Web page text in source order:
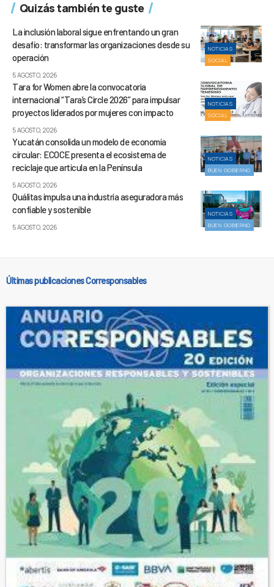
Quizás también te guste
NOTICIAS
SOCIAL
La inclusión laboral sigue enfrentando un gran
desafío: transformar las organizaciones desde su
operación
5 AGOSTO, 2026
NOTICIAS
SOCIAL
Tara for Women abre la convocatoria
internacional “Tara’s Circle 2026” para impulsar
proyectos liderados por mujeres con impacto
5 AGOSTO, 2026
NOTICIAS
BUEN GOBIERNO
Yucatán consolida un modelo de economía
circular: ECOCE presenta el ecosistema de
reciclaje que articula en la Península
5 AGOSTO, 2026
NOTICIAS
BUEN GOBIERNO
Quálitas impulsa una industria aseguradora más
confiable y sostenible
5 AGOSTO, 2026
Últimas publicaciones Corresponsables